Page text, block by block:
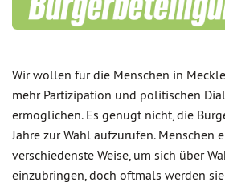
Wir wollen für die Menschen in
mehr Partizipation und politischen
ermöglichen. Es genügt nicht, die
Jahre zur Wahl aufzurufen. Menschen
verschiedenste Weise, um sich über
einzubringen, doch oftmals werden